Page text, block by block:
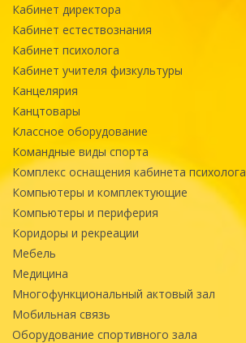
Кабинет директора
Кабинет естествознания
Кабинет психолога
Кабинет учителя физкультуры
Канцелярия
Канцтовары
Классное оборудование
Командные виды спорта
Комплекс оснащения кабинета психолога
Компьютеры и комплектующие
Компьютеры и периферия
Коридоры и рекреации
Мебель
Медицина
Многофункциональный актовый зал
Мобильная связь
Оборудование спортивного зала